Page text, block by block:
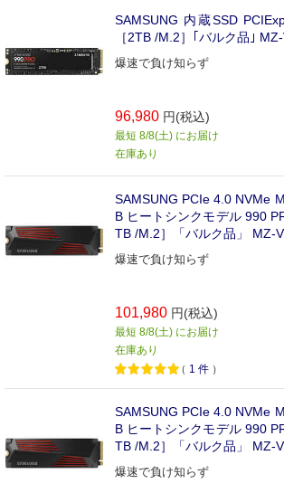
SAMSUNG 内蔵SSD
［2TB /M.2］｢バルク品｣
爆速で負け知らず
96,980 円(税込)
最短 8/8(土) にお届け
在庫あり
SAMSUNG PCIe 4.0 NVMe
B ヒートシンクモデル 990
TB /M.2］「バルク品」 MZ-
爆速で負け知らず
101,980 円(税込)
最短 8/8(土) にお届け
在庫あり
（ 1 件 ）
SAMSUNG PCIe 4.0 NVMe
B ヒートシンクモデル 990
TB /M.2］「バルク品」 MZ-
爆速で負け知らず